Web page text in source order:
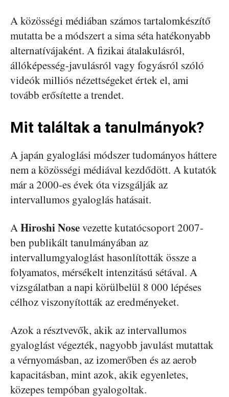
A közösségi médiában számos tartalomkészítő
mutatta be a módszert a sima séta hatékonyabb
alternatívájaként. A fizikai átalakulásról,
állóképesség-javulásról vagy fogyásról szóló
videók milliós nézettségeket értek el, ami
tovább erősítette a trendet.
Mit találtak a tanulmányok?
A japán gyaloglási módszer tudományos háttere
nem a közösségi médiával kezdődött. A kutatók
már a 2000-es évek óta vizsgálják az
intervallumos gyaloglás hatásait.
AHiroshi Nosevezette kutatócsoport 2007-
ben publikált tanulmányában az
intervallumgyaloglást hasonlították össze a
folyamatos, mérsékelt intenzitású sétával. A
vizsgálatban a napi körülbelül 8 000 lépéses
célhoz viszonyították az eredményeket.
Azok a résztvevők, akik az intervallumos
gyaloglást végezték, nagyobb javulást mutattak
a vérnyomásban, az izomerőben és az aerob
kapacitásban, mint azok, akik egyenletes,
közepes tempóban gyalogoltak.